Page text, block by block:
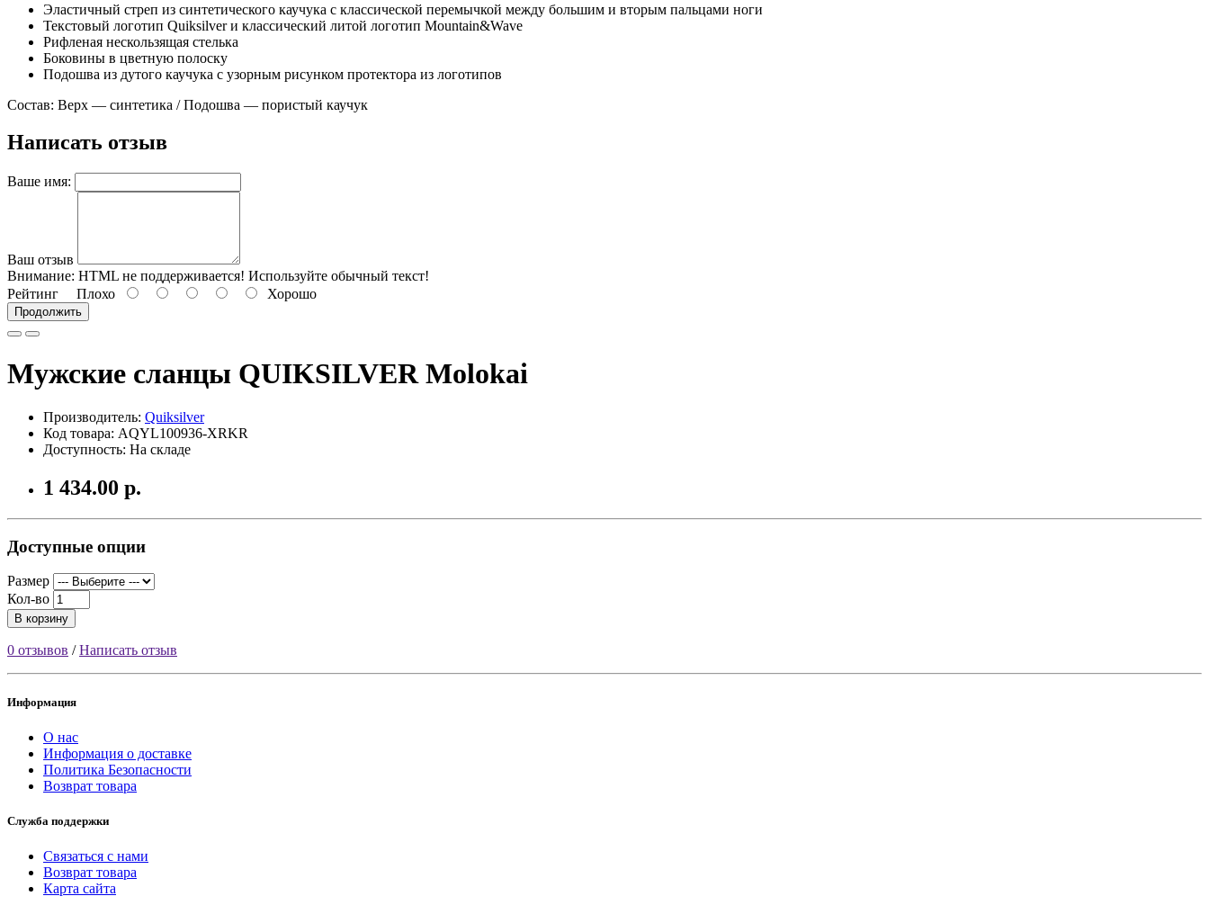
Эластичный стреп из синтетического каучука с классической перемычкой между большим и вторым пальцами ноги
Текстовый логотип Quiksilver и классический литой логотип Mountain&Wave
Рифленая нескользящая стелька
Боковины в цветную полоску
Подошва из дутого каучука с узорным рисунком протектора из логотипов
Состав: Верх — синтетика / Подошва — пористый каучук
Написать отзыв
Ваше имя:
Ваш отзыв
Внимание: HTML не поддерживается! Используйте обычный текст!
Рейтинг Плохо Хорошо
Продолжить
Мужские сланцы QUIKSILVER Molokai
Производитель: Quiksilver
Код товара: AQYL100936-XRKR
Доступность: На складе
1 434.00 р.
Доступные опции
Размер
Кол-во
В корзину
0 отзывов /Написать отзыв
Информация
О нас
Информация о доставке
Политика Безопасности
Возврат товара
Служба поддержки
Связаться с нами
Возврат товара
Карта сайта